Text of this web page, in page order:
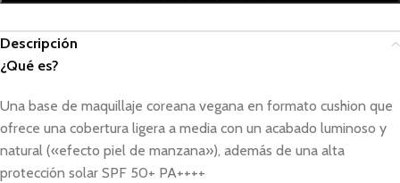
Descripción
¿Qué es?
Una base de maquillaje coreana vegana en formato cushion que
ofrece una cobertura ligera a media con un acabado luminoso y
natural («efecto piel de manzana»), además de una alta
protección solar SPF 50+ PA++++